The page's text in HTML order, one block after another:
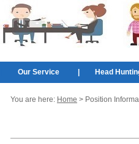
Our Service Head
You are here: Home > Position